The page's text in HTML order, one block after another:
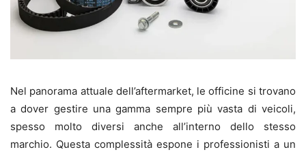
Nel panorama attuale dell’aftermarket, le officine si trovano
a dover gestire una gamma sempre più vasta di veicoli,
spesso molto diversi anche all’interno dello stesso
marchio. Questa complessità espone i professionisti a un